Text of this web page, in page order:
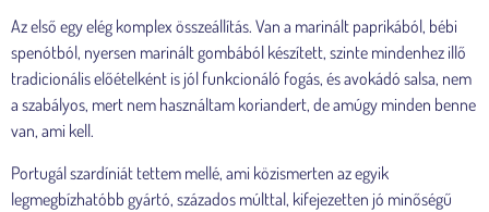
Az első egy elég komplex összeállítás. Van a marinált paprikából, bébi
spenótból, nyersen marinált gombából készített, szinte mindenhez illő
tradicionális előételként is jól funkcionáló fogás, és avokádó salsa, nem
a szabályos, mert nem használtam koriandert, de amúgy minden benne
van, ami kell.
Portugál szardíniát tettem mellé, ami közismerten az egyik
legmegbízhatóbb gyártó, százados múlttal, kifejezetten jó minőségű